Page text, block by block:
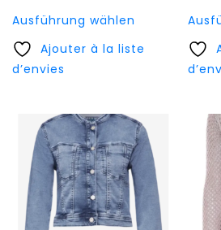
Ausführung wählen
weist
mehrere
Die
Optionen
können
auf
der
Ajouter à la liste
d’envies